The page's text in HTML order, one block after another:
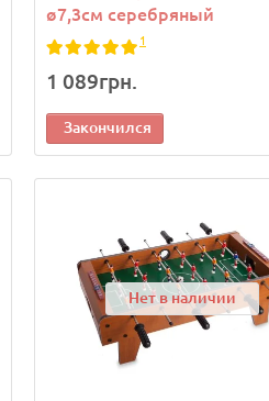
ø7,3см серебряный
1
1 089грн.
Закончился
Нет в наличии